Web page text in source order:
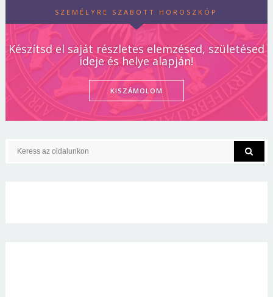
SZEMÉLYRE SZABOTT HOROSZKÓP
Készítsd el saját részletes elemzésed, születésed
ideje és helye alapján!
KISZÁMOLOM